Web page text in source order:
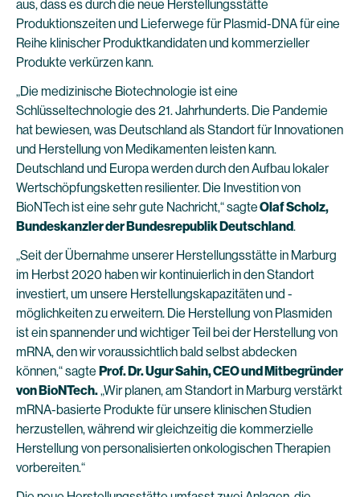
aus, dass es durch die neue Herstellungsstätte
Produktionszeiten und Lieferwege für Plasmid-DNA für eine
Reihe klinischer Produktkandidaten und kommerzieller
Produkte verkürzen kann.
„Die medizinische Biotechnologie ist eine
Schlüsseltechnologie des 21. Jahrhunderts. Die Pandemie
hat bewiesen, was Deutschland als Standort für Innovationen
und Herstellung von Medikamenten leisten kann.
Deutschland und Europa werden durch den Aufbau lokaler
Wertschöpfungsketten resilienter. Die Investition von
BioNTech ist eine sehr gute Nachricht,“ sagteOlaf Scholz,
Bundeskanzler der Bundesrepublik Deutschland.
„Seit der Übernahme unserer Herstellungsstätte in Marburg
im Herbst 2020 haben wir kontinuierlich in den Standort
investiert, um unsere Herstellungskapazitäten und -
möglichkeiten zu erweitern. Die Herstellung von Plasmiden
ist ein spannender und wichtiger Teil bei der Herstellung von
mRNA, den wir voraussichtlich bald selbst abdecken
können,“ sagte Prof. Dr. Ugur Sahin, CEO und Mitbegründer
von BioNTech.„Wir planen, am Standort in Marburg verstärkt
mRNA-basierte Produkte für unsere klinischen Studien
herzustellen, während wir gleichzeitig die kommerzielle
Herstellung von personalisierten onkologischen Therapien
vorbereiten.“